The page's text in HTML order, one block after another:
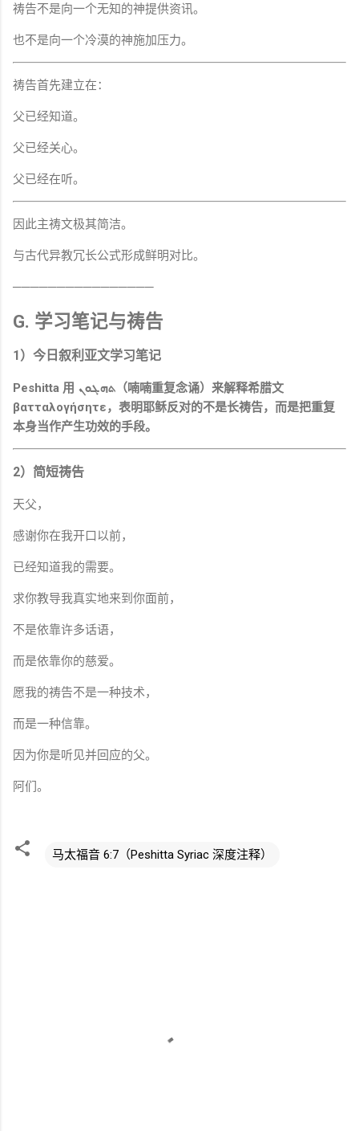
祷告不是向一个无知的神提供资讯。
也不是向一个冷漠的神施加压力。
祷告首先建立在：
父已经知道。
父已经关心。
父已经在听。
因此主祷文极其简洁。
与古代异教冗长公式形成鲜明对比。
────────────────
G. 学习笔记与祷告
1）今日叙利亚文学习笔记
Peshitta 用 ܬܗܓܘܢ（喃喃重复念诵）来解释希腊文
βατταλογήσητε，表明耶稣反对的不是长祷告，而是把重复
本身当作产生功效的手段。
2）简短祷告
天父，
感谢你在我开口以前，
已经知道我的需要。
求你教导我真实地来到你面前，
不是依靠许多话语，
而是依靠你的慈爱。
愿我的祷告不是一种技术，
而是一种信靠。
因为你是听见并回应的父。
阿们。
马太福音 6:7（Peshitta Syriac 深度注释）